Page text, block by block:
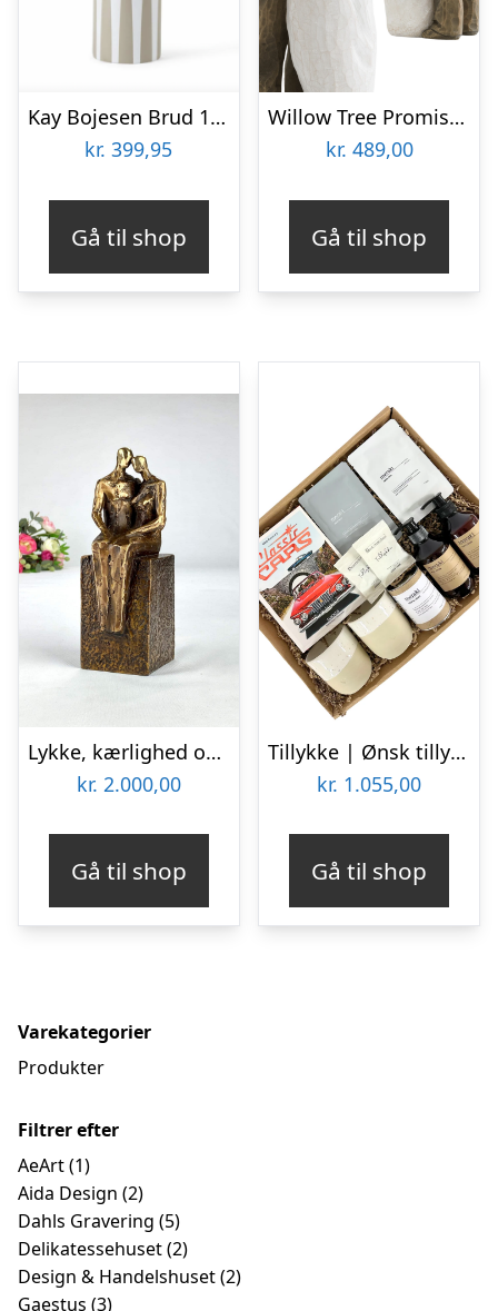
Kay Bojesen Brud 12 cm
kr. 399,95
Gå til shop
Willow Tree Promise Bryllupsfigur Til Parret
kr. 489,00
Gå til shop
Lykke, kærlighed og sammenhold bronzeskulptur (bryllupsgave)
kr. 2.000,00
Gå til shop
Tillykke | Ønsk tillykke med brylluppet
kr. 1.055,00
Gå til shop
Varekategorier
Produkter
Filtrer efter
AeArt(1)
Aida Design (2)
Dahls Gravering (5)
Delikatessehuset(2)
Design & Handelshuset(2)
Gaestus (3)